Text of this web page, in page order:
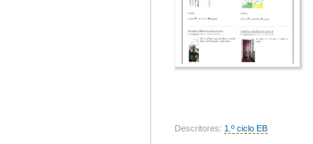
Descritores: 1.º ciclo EB